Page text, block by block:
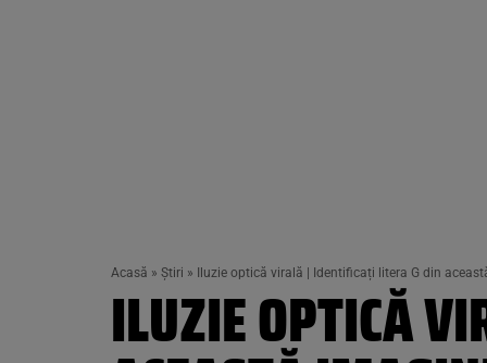
Acasă » Știri » Iluzie optică virală | Identificați litera G din
ILUZIE OPTICĂ